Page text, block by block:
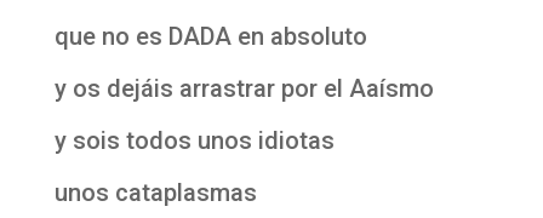
que no es DADA en absoluto
y os dejáis arrastrar por el Aaísmo
y sois todos unos idiotas
unos cataplasmas